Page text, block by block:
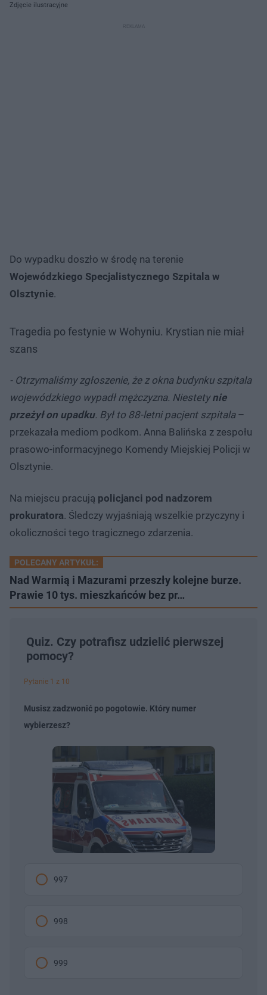
Zdjęcie ilustracyjne
Do wypadku doszło w środę na terenie
Wojewódzkiego Specjalistycznego Szpitala w
Olsztynie.
Tragedia po festynie w Wohyniu. Krystian nie miał
szans
- Otrzymaliśmy zgłoszenie, że z okna budynku szpitala
wojewódzkiego wypadł mężczyzna. Niestetynie
przeżył on upadku. Był to 88-letni pacjent szpitala–
przekazała mediom podkom. Anna Balińska z zespołu
prasowo-informacyjnego Komendy Miejskiej Policji w
Olsztynie.
Na miejscu pracują policjanci pod nadzorem
prokuratora. Śledczy wyjaśniają wszelkie przyczyny i
okoliczności tego tragicznego zdarzenia.
POLECANY ARTYKUŁ:
Nad Warmią i Mazurami przeszły kolejne burze.
Prawie 10 tys. mieszkańców bez pr…
Quiz. Czy potrafisz udzielić pierwszej
pomocy?
Pytanie 1 z 10
Musisz zadzwonić po pogotowie. Który numer
wybierzesz?
997
998
999